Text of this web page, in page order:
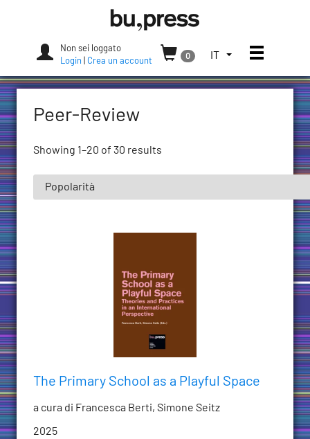
Press
Non sei loggato
Login
Crea un account
0
SELEZIONA
LINGUA.
IT Apri/
Peer-Review
Showing 1–20 of 30 results
The Primary School as a Playful Space
a cura di Francesca Berti, Simone Seitz
2025